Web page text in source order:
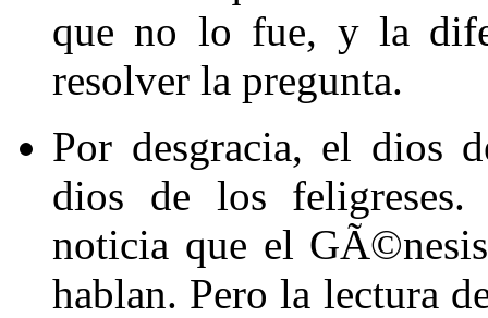
que no lo fue, y la
resolver la pregunta.
Por desgracia, el dios
dios de los
noticia que el
hablan. Pero la lectura